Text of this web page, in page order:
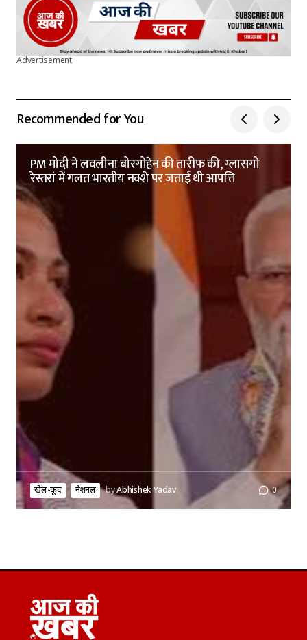
Advertisement
Recommended for You
PM मोदी ने लवलीना बोरगोहेन की तारीफ की, ग्लासगो
रेस्तरां में गलत भारतीय नक्शे पर जताई थी आपत्ति
खेल-कूद नेशनल byAbhishek Yadav 0